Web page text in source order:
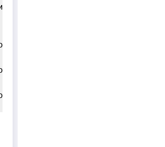
старайтесь искать
сетях, где вы
иммиграции не всегда